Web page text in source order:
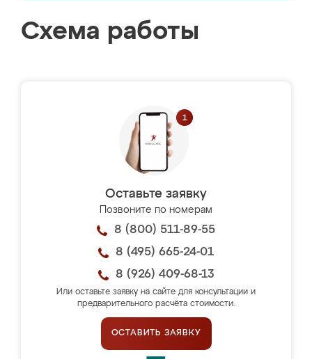
Схема работы
Оставьте заявку
Позвоните по номерам
8 (800) 511-89-55
8 (495) 665-24-01
8 (926) 409-68-13
Или оставьте заявку на сайте для консультации и
предварительного расчёта стоимости.
ОСТАВИТЬ ЗАЯВКУ